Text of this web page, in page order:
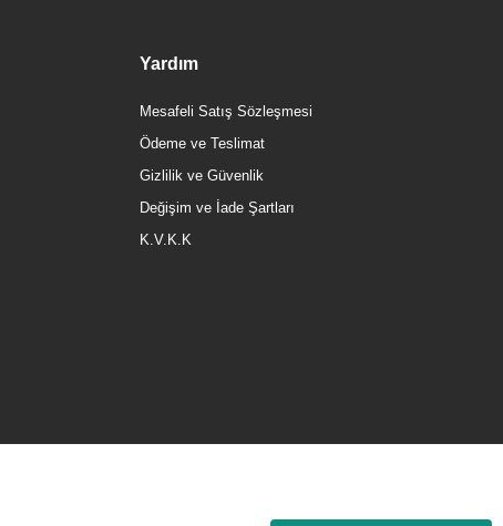
Yardım
Mesafeli Satış Sözleşmesi
Ödeme ve Teslimat
Gizlilik ve Güvenlik
Değişim ve İade Şartları
K.V.K.K